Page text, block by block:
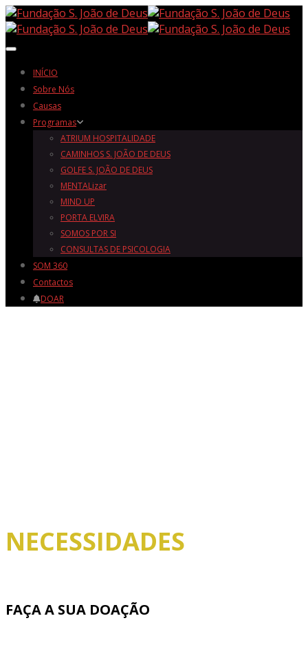
Toggle navigation
INÍCIO
Sobre Nós
Causas
Programas
ATRIUM HOSPITALIDADE
CAMINHOS S. JOÃO DE DEUS
GOLFE S. JOÃO DE DEUS
MENTALizar
MIND UP
PORTA ELVIRA
SOMOS POR SI
CONSULTAS DE PSICOLOGIA
SOM 360
Contactos
DOAR
NECESSIDADES
FAÇA A SUA DOAÇÃO